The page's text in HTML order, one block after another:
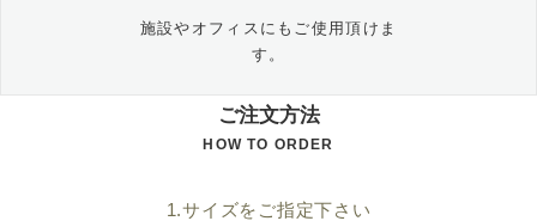
ご注文方法
HOW TO ORDER
1.サイズをご指定下さい
施設やオフィスにもご使用頂けま
す。